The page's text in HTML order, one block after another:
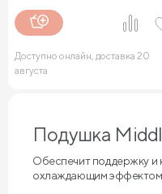
Доступно онлайн, доставка 20
августа
Подушка
Обеспечит поддержку и
охлаждающим эффектом